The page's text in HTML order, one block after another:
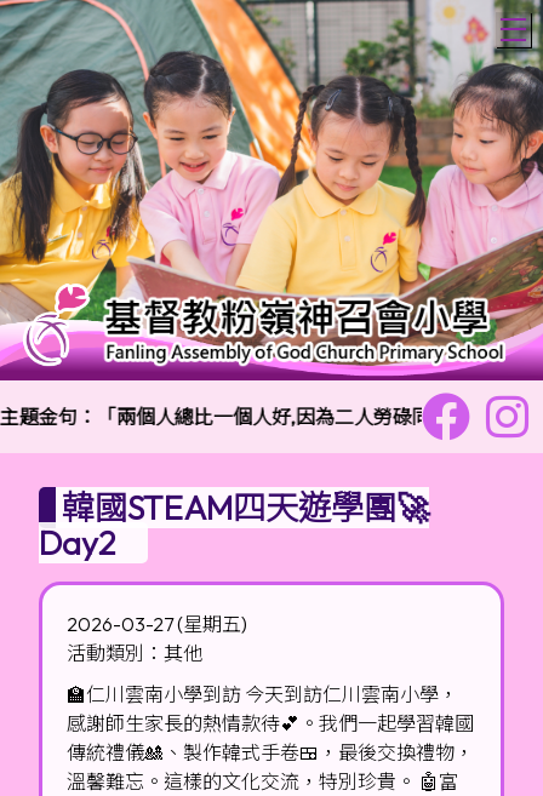
金句：「兩個人總比一個人好,因為二人勞碌同得美好的果效
韓國STEAM四天遊學團🚀
Day2
2026-03-27 (星期五)
活動類別：其他
🏫仁川雲南小學到訪 今天到訪仁川雲南小學，
感謝師生家長的熱情款待💕。我們一起學習韓國
傳統禮儀🎎、製作韓式手卷🍱，最後交換禮物，
溫馨難忘。這樣的文化交流，特別珍貴。 🤖富